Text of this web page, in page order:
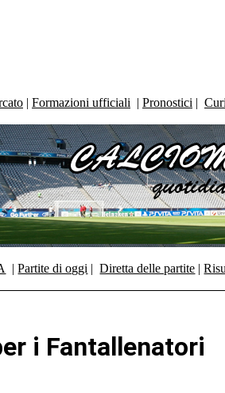
| Formazioni ufficiali | Pronostici |
|Partite di oggi |Diretta delle partite |
i Fantallenatori